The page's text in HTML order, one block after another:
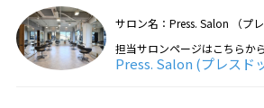
サロン名：Press. Salon （プ
担当サロンページはこちらから
Press. Salon (プレスド